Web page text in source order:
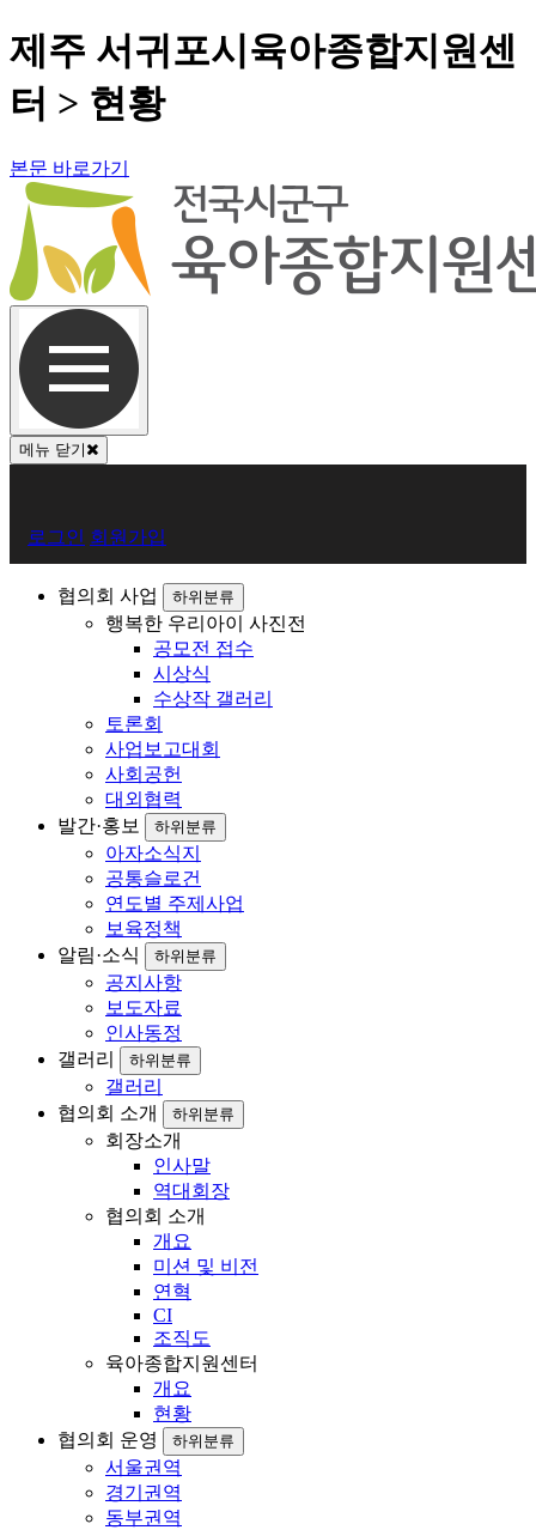
제주 서귀포시육아종합지원센
터 > 현황
본문 바로가기
메뉴 닫기
원
로
로그인 회원가입
협의회 사업 하위분류
행복한 우리아이 사진전
공모전 접수
시상식
수상작 갤러리
토론회
사업보고대회
사회공헌
대외협력
발간·홍보
하위분류
아자소식지
공통슬로건
연도별 주제사업
보육정책
알림·소식
하위분류
공지사항
보도자료
인사동정
갤러리
하위분류
갤러리
협의회 소개
하위분류
회장소개
인사말
역대회장
협의회 소개
개요
미션 및 비전
연혁
CI
조직도
육아종합지원센터
개요
현황
협의회 운영
하위분류
서울권역
경기권역
동부권역